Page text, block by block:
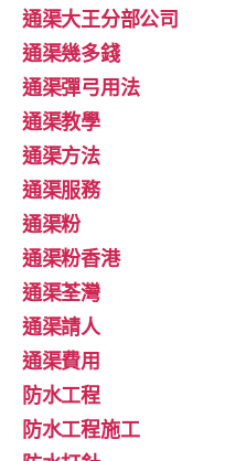
通渠大王分部公司
通渠幾多錢
通渠彈弓用法
通渠教學
通渠方法
通渠服務
通渠粉
通渠粉香港
通渠荃灣
通渠請人
通渠費用
防水工程
防水工程施工